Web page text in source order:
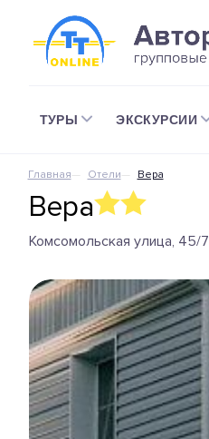
ТУРЫ ЭКСКУРСИИ
Главная Отели Вера
Вера
Комсомольская улица, 45/7